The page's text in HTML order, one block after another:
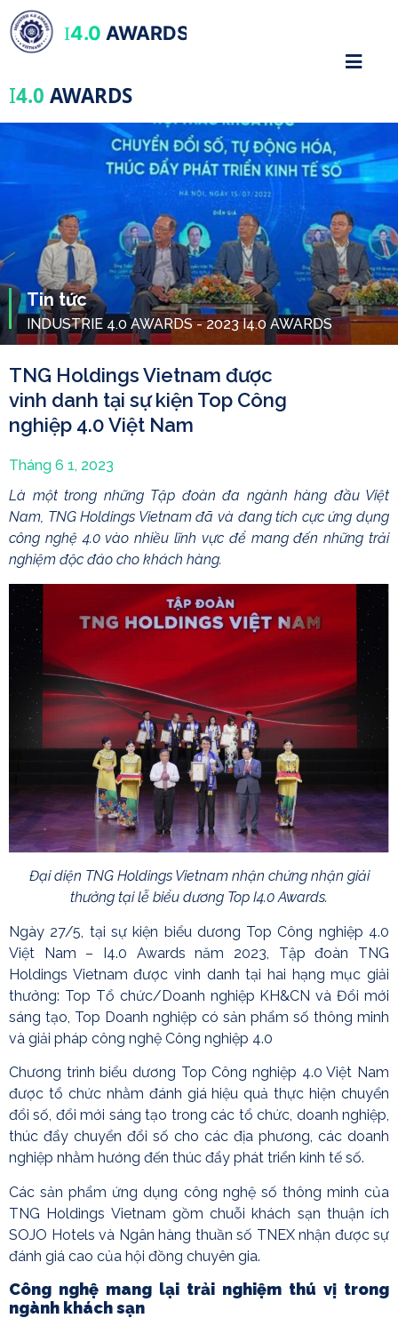
I4.0 AWARDS
I4.0 AWARDS
Tin tức
INDUSTRIE 4.0 AWARDS - 2023 I4.0 AWARDS
TNG Holdings Vietnam được
vinh danh tại sự kiện Top Công
nghiệp 4.0 Việt Nam
Tháng 6 1, 2023
Là một trong những Tập đoàn đa ngành hàng đầu Việt
Nam, TNG Holdings Vietnam đã và đang tích cực ứng dụng
công nghệ 4.0 vào nhiều lĩnh vực để mang đến những trải
nghiệm độc đáo cho khách hàng.
Đại diện TNG Holdings Vietnam nhận chứng nhận giải
thưởng tại lễ biểu dương Top I4.0 Awards.
Ngày 27/5, tại sự kiện biểu dương Top Công nghiệp 4.0
Việt Nam – I4.0 Awards năm 2023, Tập đoàn TNG
Holdings Vietnam được vinh danh tại hai hạng mục giải
thưởng: Top Tổ chức/Doanh nghiệp KH&CN và Đổi mới
sáng tạo, Top Doanh nghiệp có sản phẩm số thông minh
và giải pháp công nghệ Công nghiệp 4.0
Chương trình biểu dương Top Công nghiệp 4.0 Việt Nam
được tổ chức nhằm đánh giá hiệu quả thực hiện chuyển
đổi số, đổi mới sáng tạo trong các tổ chức, doanh nghiệp,
thúc đẩy chuyển đổi số cho các địa phương, các doanh
nghiệp nhằm hướng đến thúc đẩy phát triển kinh tế số.
Các sản phẩm ứng dụng công nghệ số thông minh của
TNG Holdings Vietnam gồm chuỗi khách sạn thuận ích
SOJO Hotels và Ngân hàng thuần số TNEX nhận được sự
đánh giá cao của hội đồng chuyên gia.
Công nghệ mang lại trải nghiệm thú vị trong
ngành khách sạn